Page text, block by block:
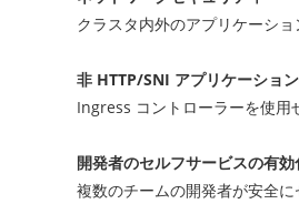
クラスタ内外のアプリケーシ
非 HTTP/SNI アプリケーショ
Ingress コントローラーを使用
開発者のセルフサービスの有効
複数のチームの開発者が安全